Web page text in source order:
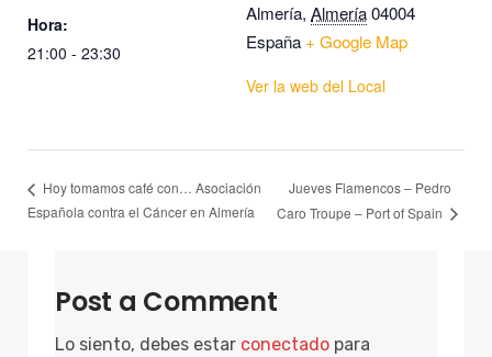
Hora:
21:00 - 23:30
Almería, Almería04004
España + Google Map
Ver la web del Local
Hoy tomamos café con… Asociación
Española contra el Cáncer en Almería
Jueves Flamencos – Pedro
Caro Troupe – Port of Spain
Post a Comment
Lo siento, debes estar conectado para